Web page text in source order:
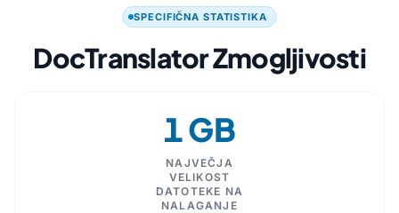
SPECIFIČNA STATISTIKA
DocTranslator Zmogljivosti
1 GB
NAJVEČJA
VELIKOST
DATOTEKE NA
NALAGANJE